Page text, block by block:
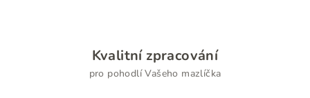
Kvalitní zpracování
pro pohodlí Vašeho mazlíčka